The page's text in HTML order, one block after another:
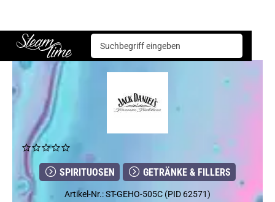
Steam time
Spirituosen Getränke & Fillers
SPIRITUOSEN GETRÄNKE & FILLERS
Artikel-Nr.: ST-GEHO-505C (PID 62571)